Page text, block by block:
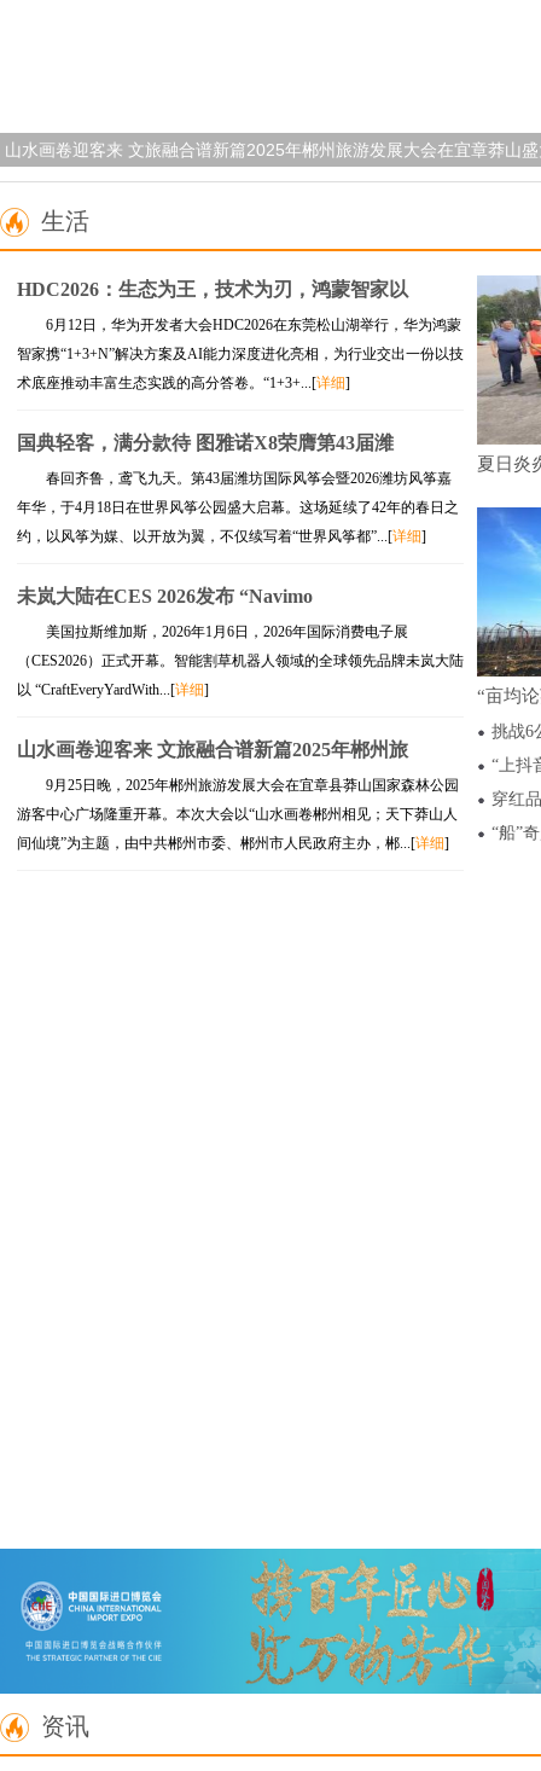
山水画卷迎客来 文旅融合谱新篇2025年郴州旅游发展大会在宜章莽山
生活
HDC2026：生态为王，技术为刃，鸿蒙智家以
6月12日，华为开发者大会HDC2026在东莞松山湖举行，华为鸿蒙
智家携“1+3+N”解决方案及AI能力深度进化亮相，为行业交出一份以技
术底座推动丰富生态实践的高分答卷。“1+3+...[详细]
国典轻客，满分款待 图雅诺X8荣膺第43届潍
春回齐鲁，鸢飞九天。第43届潍坊国际风筝会暨2026潍坊风筝嘉
年华，于4月18日在世界风筝公园盛大启幕。这场延续了42年的春日之
约，以风筝为媒、以开放为翼，不仅续写着“世界风筝都”...[详细]
未岚大陆在CES 2026发布 “Navimo
美国拉斯维加斯，2026年1月6日，2026年国际消费电子展
（CES2026）正式开幕。智能割草机器人领域的全球领先品牌未岚大陆
以 “CraftEveryYardWith...[详细]
山水画卷迎客来 文旅融合谱新篇2025年郴州旅
9月25日晚，2025年郴州旅游发展大会在宜章县莽山国家森林公园
游客中心广场隆重开幕。本次大会以“山水画卷郴州相见；天下莽山人
间仙境”为主题，由中共郴州市委、郴州市人民政府主办，郴...[详细]
夏日炎
“亩均
挑战6
“上抖
穿红
“船”
资讯